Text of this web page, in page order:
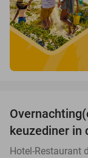
keuzediner in
Hotel-Restaurant